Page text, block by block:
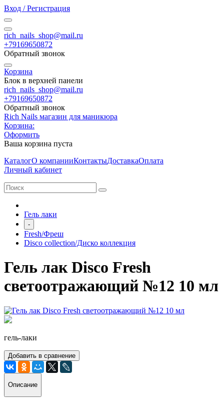
Вход / Регистрация
rich_nails_shop@mail.ru
+79169650872
Обратный звонок
Корзина
Блок в верхней панели
rich_nails_shop@mail.ru
+79169650872
Обратный звонок
Rich Nails магазин для маникюра
Корзина:
Оформить
Ваша корзина пуста
КаталогО компанииКонтактыДоставкаОплата
Личный кабинет
Гель лаки
-
Fresh/Фреш
Disco collection/Диско коллекция
Гель лак Disco Fresh
светоотражающий №12 10 мл
гель-лаки
Добавить в сравнение
Описание